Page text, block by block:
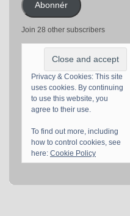
adresseAbonnér
Join 28 other subscribers
Privacy & Cookies: This site
uses cookies. By continuing
to use this website, you
agree to their use.
To find out more, including
how to control cookies, see
here: Cookie Policy